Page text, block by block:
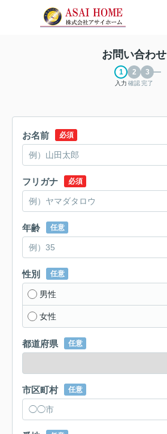
お問い合わせ
入力 確認完了
お名前 必須
フリガナ 必須
年齢 任意
性別 任意
男性
女性
都道府県 任意
市区町村 任意